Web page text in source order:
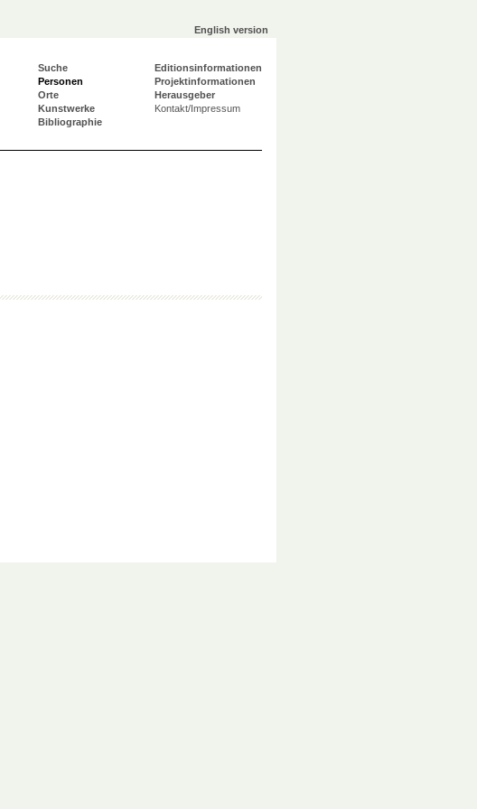
English version
Suche
Personen
Orte
Kunstwerke
Bibliographie
Editionsinformationen
Projektinformationen
Herausgeber
Kontakt/Impressum